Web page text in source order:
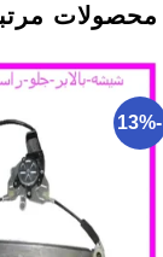
محصولات
-13%